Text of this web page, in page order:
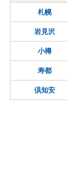
札幌
岩見沢
小樽
寿都
倶知安